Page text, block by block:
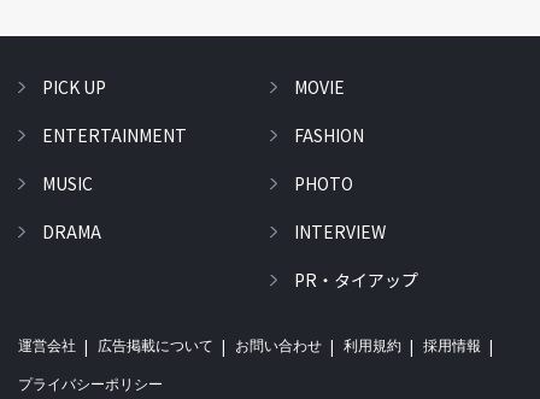
PICK UP
ENTERTAINMENT
MUSIC
DRAMA
MOVIE
FASHION
PHOTO
INTERVIEW
PR・タイアップ
運営会社 広告掲載について お問い合わせ 利用規約 採用情報
プライバシーポリシー